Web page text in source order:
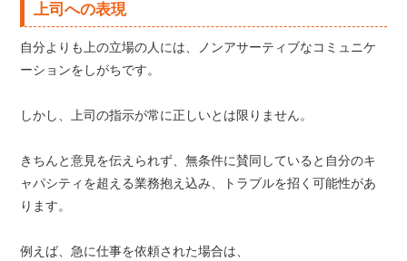
上司への表現
自分よりも上の立場の人には、ノンアサーティブなコミュニケ
ーションをしがちです。
しかし、上司の指示が常に正しいとは限りません。
きちんと意見を伝えられず、無条件に賛同していると自分のキ
ャパシティを超える業務抱え込み、トラブルを招く可能性があ
ります。
例えば、急に仕事を依頼された場合は、